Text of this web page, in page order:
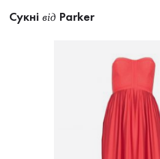
Сукнi від Parker